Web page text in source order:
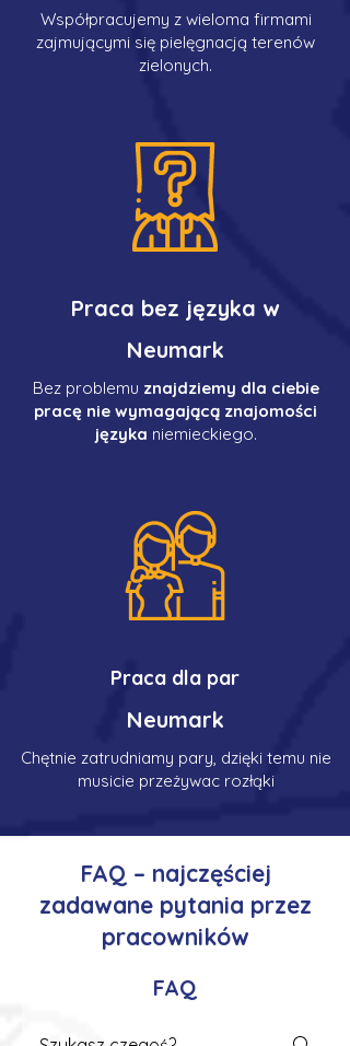
Współpracujemy z wieloma firmami
zajmującymi się pielęgnacją terenów
zielonych.
Praca bez języka w
Neumark
Bez problemu znajdziemy dla ciebie
pracę nie wymagającą znajomości
języka niemieckiego.
Praca dla par
Neumark
Chętnie zatrudniamy pary, dzięki temu nie
musicie przeżywac rozłąki
FAQ – najczęściej
zadawane pytania przez
pracowników
FAQ